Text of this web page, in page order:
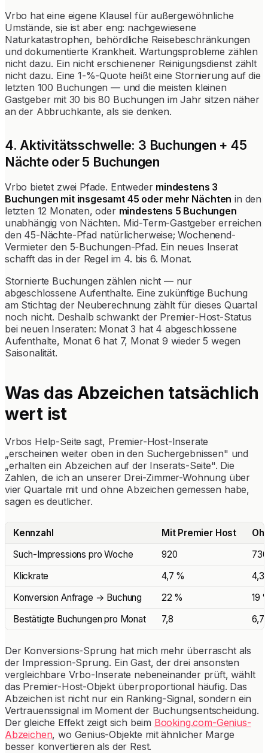
Vrbo hat eine eigene Klausel für außergewöhnliche
Umstände, sie ist aber eng: nachgewiesene
Naturkatastrophen, behördliche Reisebeschränkungen
und dokumentierte Krankheit. Wartungsprobleme zählen
nicht dazu. Ein nicht erschienener Reinigungsdienst zählt
nicht dazu. Eine 1-%-Quote heißt eine Stornierung auf die
letzten 100 Buchungen — und die meisten kleinen
Gastgeber mit 30 bis 80 Buchungen im Jahr sitzen näher
an der Abbruchkante, als sie denken.
4. Aktivitätsschwelle: 3 Buchungen + 45
Nächte oder 5 Buchungen
Vrbo bietet zwei Pfade. Entweder mindestens 3
Buchungen mit insgesamt 45 oder mehr Nächten in den
letzten 12 Monaten, oder mindestens 5 Buchungen
unabhängig von Nächten. Mid-Term-Gastgeber erreichen
den 45-Nächte-Pfad natürlicherweise; Wochenend-
Vermieter den 5-Buchungen-Pfad. Ein neues Inserat
schafft das in der Regel im 4. bis 6. Monat.
Stornierte Buchungen zählen nicht — nur
abgeschlossene Aufenthalte. Eine zukünftige Buchung
am Stichtag der Neuberechnung zählt für dieses Quartal
noch nicht. Deshalb schwankt der Premier-Host-Status
bei neuen Inseraten: Monat 3 hat 4 abgeschlossene
Aufenthalte, Monat 6 hat 7, Monat 9 wieder 5 wegen
Saisonalität.
Was das Abzeichen tatsächlich
wert ist
Vrbos Help-Seite sagt, Premier-Host-Inserate
„erscheinen weiter oben in den Suchergebnissen" und
„erhalten ein Abzeichen auf der Inserats-Seite". Die
Zahlen, die ich an unserer Drei-Zimmer-Wohnung über
vier Quartale mit und ohne Abzeichen gemessen habe,
sagen es deutlicher.
Kennzahl Mit Premier Host
Such-Impressions pro Woche
920
730
Klickrate
4,7 %
4,3
Konversion Anfrage → Buchung
22 %
19
Bestätigte Buchungen pro Monat
7,8 6,7
Der Konversions-Sprung hat mich mehr überrascht als
der Impression-Sprung. Ein Gast, der drei ansonsten
vergleichbare Vrbo-Inserate nebeneinander prüft, wählt
das Premier-Host-Objekt überproportional häufig. Das
Abzeichen ist nicht nur ein Ranking-Signal, sondern ein
Vertrauenssignal im Moment der Buchungsentscheidung.
Der gleiche Effekt zeigt sich beim Booking.com-Genius-
Abzeichen, wo Genius-Objekte mit ähnlicher Marge
besser konvertieren als der Rest.